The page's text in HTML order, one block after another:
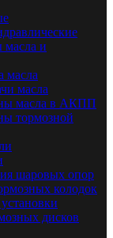
масла и
масла
масла
масла в АКПП
тормозной
шаровых опор
колодок
дисков